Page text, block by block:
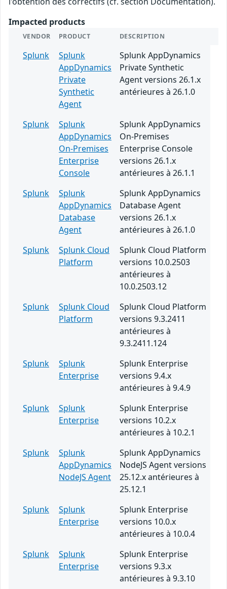
Impacted products
VENDOR PRODUCT DESCRIPTION
Splunk
Splunk
AppDynamics
Private
Synthetic
Agent
Splunk AppDynamics
Private Synthetic
Agent versions 26.1.x
antérieures à 26.1.0
Splunk
Splunk
AppDynamics
On-Premises
Enterprise
Console
Splunk AppDynamics
On-Premises
Enterprise Console
versions 26.1.x
antérieures à 26.1.1
Splunk
Splunk
AppDynamics
Database
Agent
Splunk AppDynamics
Database Agent
versions 26.1.x
antérieures à 26.1.0
Splunk
Splunk Cloud
Platform
Splunk Cloud Platform
versions 10.0.2503
antérieures à
10.0.2503.12
Splunk
Splunk Cloud
Platform
Splunk Cloud Platform
versions 9.3.2411
antérieures à
9.3.2411.124
Splunk
Splunk
Enterprise
Splunk Enterprise
versions 9.4.x
antérieures à 9.4.9
Splunk
Splunk
Enterprise
Splunk Enterprise
versions 10.2.x
antérieures à 10.2.1
Splunk
Splunk
AppDynamics
NodeJS Agent
Splunk AppDynamics
NodeJS Agent versions
25.12.x antérieures à
25.12.1
Splunk
Splunk
Enterprise
Splunk Enterprise
versions 10.0.x
antérieures à 10.0.4
Splunk
Splunk
Enterprise
Splunk Enterprise
versions 9.3.x
antérieures à 9.3.10